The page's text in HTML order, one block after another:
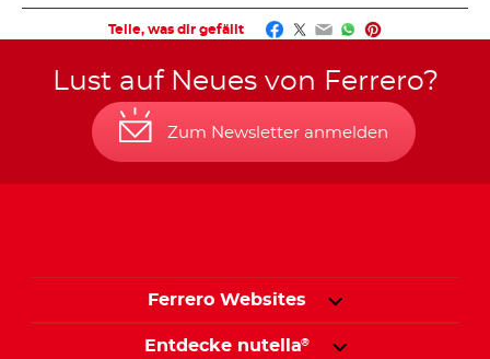
Teile, was dir gefällt Facebook
Twitter
EmailWhatsApp
Pinterest
Lust auf Neues von Ferrero?
Zum Newsletter anmelden
Ferrero Websites
Entdecke nutella®